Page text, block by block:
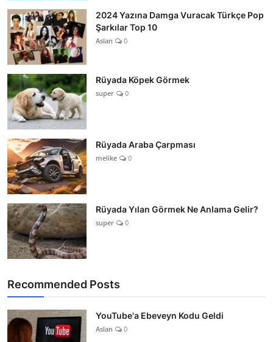
2024 Yazına Damga Vuracak Türkçe Pop
Şarkılar Top 10
Aslan 0
Rüyada Köpek Görmek
super 0
Rüyada Araba Çarpması
melike 0
Rüyada Yılan Görmek Ne Anlama Gelir?
super 0
Recommended Posts
YouTube'a Ebeveyn Kodu Geldi
Aslan 0